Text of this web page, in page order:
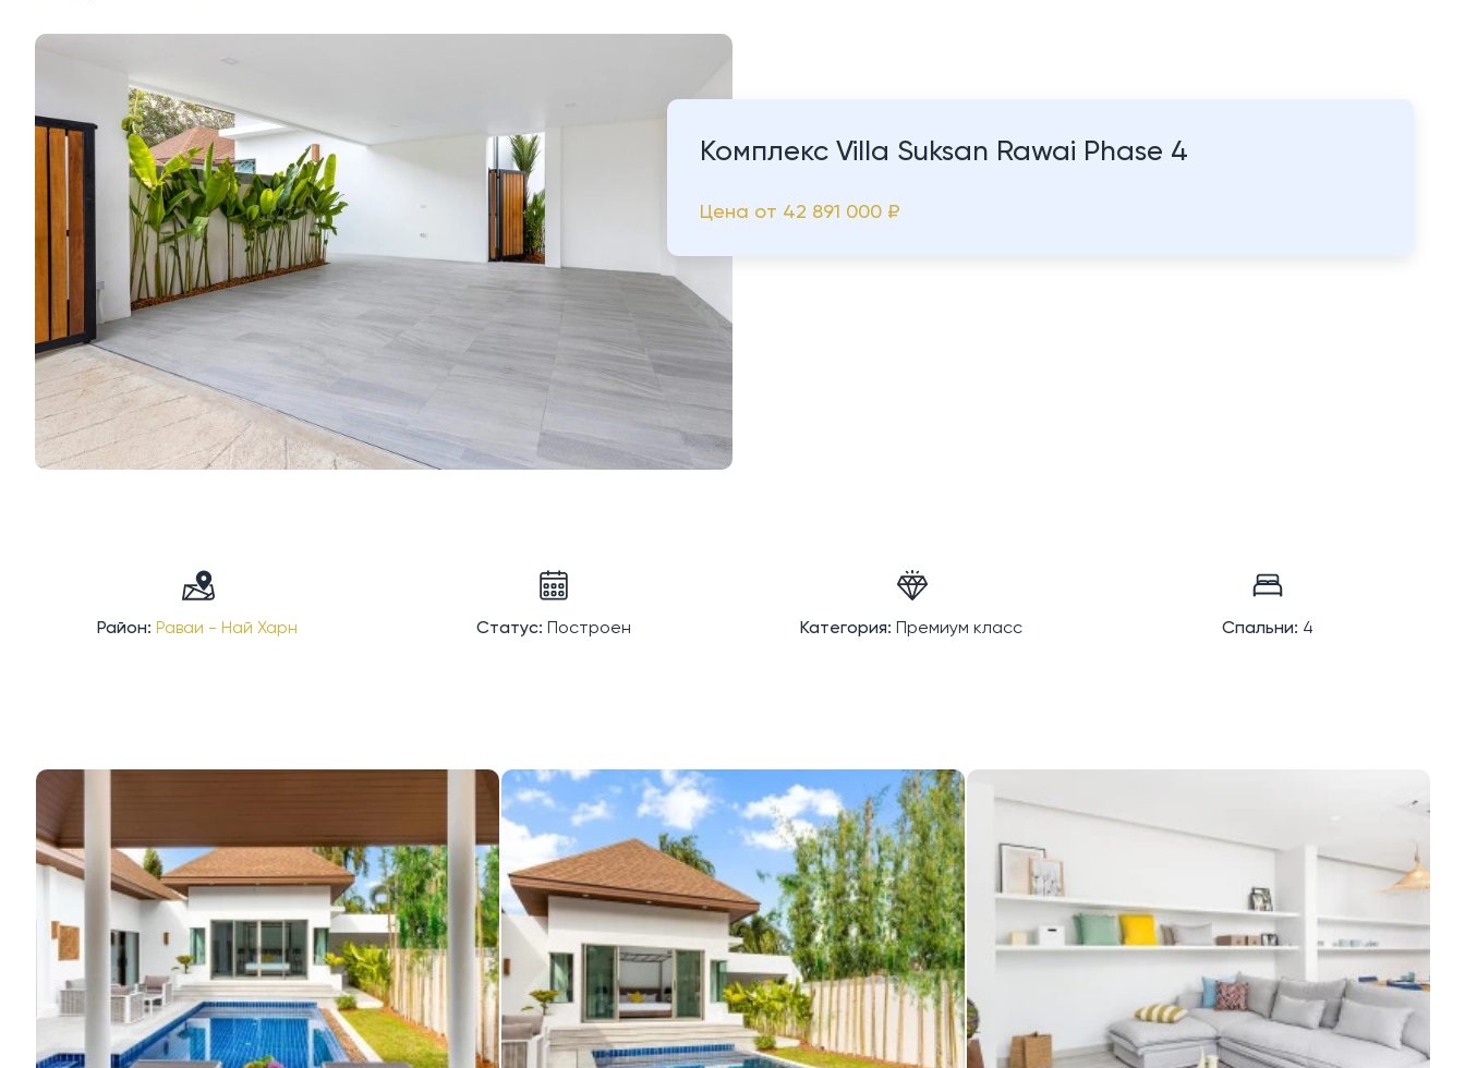
Комплекс Villa Suksan Rawai Phase 4
Цена от 42 891 000 ₽
Район: Раваи - Най Харн Статус: Построен Категория: Премиум класс Спальни: 4